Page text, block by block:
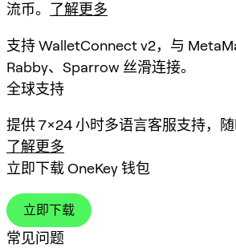
流币。 了解更多
支持 WalletConnect v2，与
Rabby、Sparrow 丝滑连接。
全球支持
提供 7×24 小时多语言客服支持，随
了解更多
立即下载 OneKey 钱包
立即下载
常见问题